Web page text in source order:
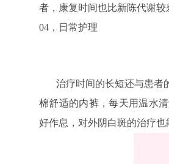
者，康复时间也比新陈代谢较
04， 日常护理
治疗时间的长短还与患者
棉舒适的内裤，每天用温水
好作息，对外阴白斑的治疗也